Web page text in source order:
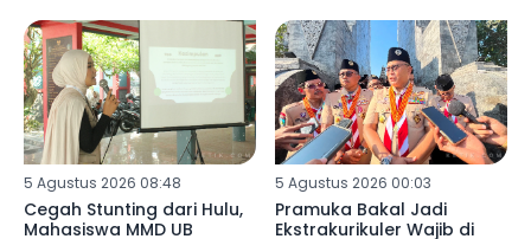
5 Agustus 2026 08:48
Cegah Stunting dari Hulu,
Mahasiswa MMD UB
5 Agustus 2026 00:03
Pramuka Bakal Jadi
Ekstrakurikuler Wajib di